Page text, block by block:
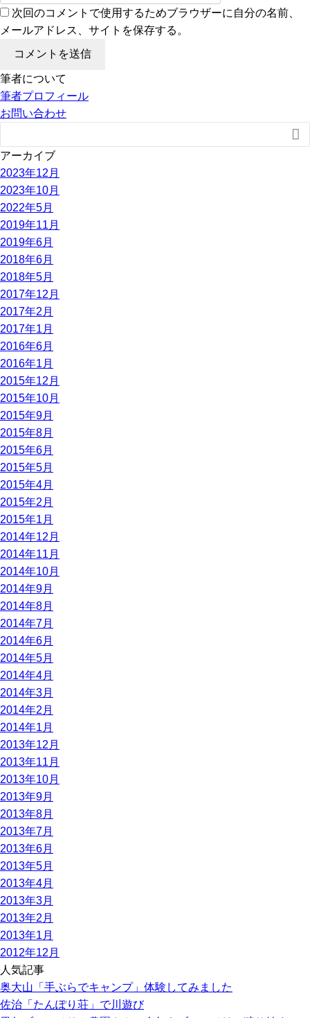
次回のコメントで使用するためブラウザーに自分の名前、
メールアドレス、サイトを保存する。
筆者について
筆者プロフィール
お問い合わせ

アーカイブ
2023年12月
2023年10月
2022年5月
2019年11月
2019年6月
2018年6月
2018年5月
2017年12月
2017年2月
2017年1月
2016年6月
2016年1月
2015年12月
2015年10月
2015年9月
2015年8月
2015年6月
2015年5月
2015年4月
2015年2月
2015年1月
2014年12月
2014年11月
2014年10月
2014年9月
2014年8月
2014年7月
2014年6月
2014年5月
2014年4月
2014年3月
2014年2月
2014年1月
2013年12月
2013年11月
2013年10月
2013年9月
2013年8月
2013年7月
2013年6月
2013年5月
2013年4月
2013年3月
2013年2月
2013年1月
2012年12月
人気記事
奥大山「手ぶらでキャンプ」体験してみました
佐治「たんぽり荘」で川遊び